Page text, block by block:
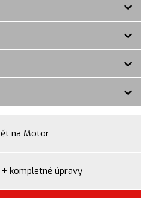
na Motor
kompletné úpravy